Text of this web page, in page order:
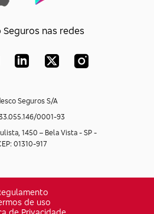
Seguros nas redes
Seguros S/A
0001-93
1450 – Bela Vista - SP -
01310-917
de uso